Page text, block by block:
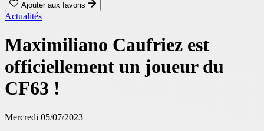
Ajouter aux favoris
Actualités
Maximiliano Caufriez est
officiellement un joueur du
CF63 !
Mercredi 05/07/2023